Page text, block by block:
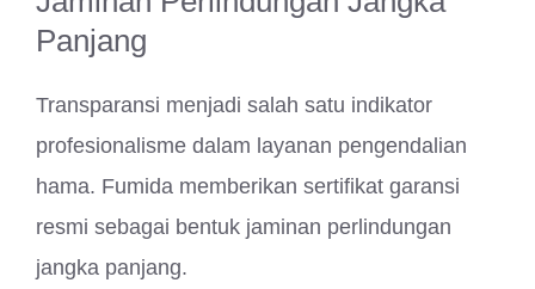
Panjang
Transparansi menjadi salah satu indikator
profesionalisme dalam layanan pengendalian
hama. Fumida memberikan sertifikat garansi
resmi sebagai bentuk jaminan perlindungan
jangka panjang.